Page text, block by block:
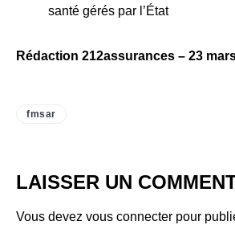
santé gérés par l’État
Rédaction 212assurances – 23
fmsar
LAISSER UN
Vous devez vous connecter pour